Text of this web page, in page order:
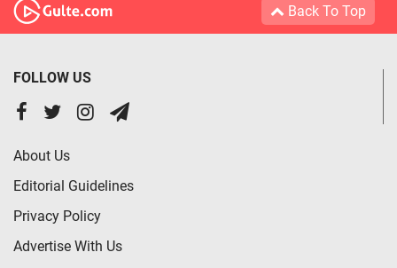
Back To Top
FOLLOW US
About Us
Editorial Guidelines
Privacy Policy
Advertise With Us